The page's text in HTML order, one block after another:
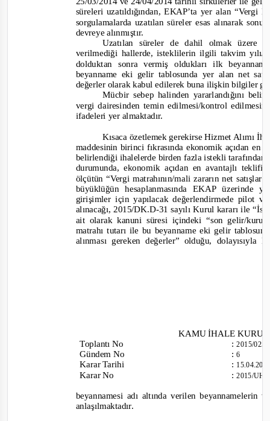
süreleri uzatıldığından, EKAP’ta yer alan “Vergi
sorgulamalarda uzatılan süreler esas alınarak
devreye alınmıştır.
Uzatılan süreler de dahil olmak üzere
verilmediği hallerde, isteklilerin ilgili takvim
dolduktan sonra vermiş oldukları ilk
beyanname eki gelir tablosunda yer alan net
değerler olarak kabul edilerek buna ilişkin bilgiler
Mücbir sebep halinden yararlandığını
vergi dairesinden temin edilmesi/kontrol
ifadeleri yer almaktadır.
Kısaca özetlemek gerekirse Hizmet Alımı
maddesinin birinci fıkrasında ekonomik açıdan en
belirlendiği ihalelerde birden fazla istekli
durumunda, ekonomik açıdan en avantajlı
ölçütün “Vergi matrahının/mali zararın net satışlar
büyüklüğün hesaplanmasında EKAP üzerinde
girişimler için yapılacak değerlendirmede pilot
alınacağı,2015/DK.D-31 sayılıKurul kararı ile “
ait olarak kanuni süresi içindeki “son gelir/
matrahı tutarı ile bu beyanname eki gelir
alınması gereken değerler” olduğu, dolayısıyla
KAMU İHALE
ToplantıNo
Gündem No
Karar Tarihi
Karar No
:2015/025
:6
:
:2015/
beyannamesi adı altında verilen
anlaşılmaktadır.